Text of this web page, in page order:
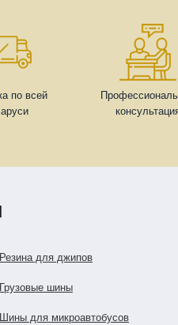
по всей
Резина для джипов
Грузовые шины
Шины для микроавтобусов